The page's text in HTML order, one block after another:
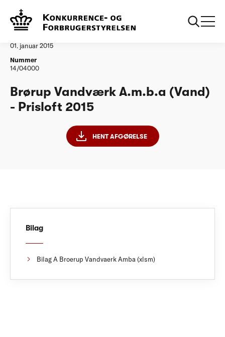
Vandtilsyn
01. januar 2015
Nummer
14/04000
Brørup Vandværk A.m.b.a (Vand)
- Prisloft 2015
HENT AFGØRELSE
Bilag
Bilag A Broerup Vandvaerk Amba (xlsm)